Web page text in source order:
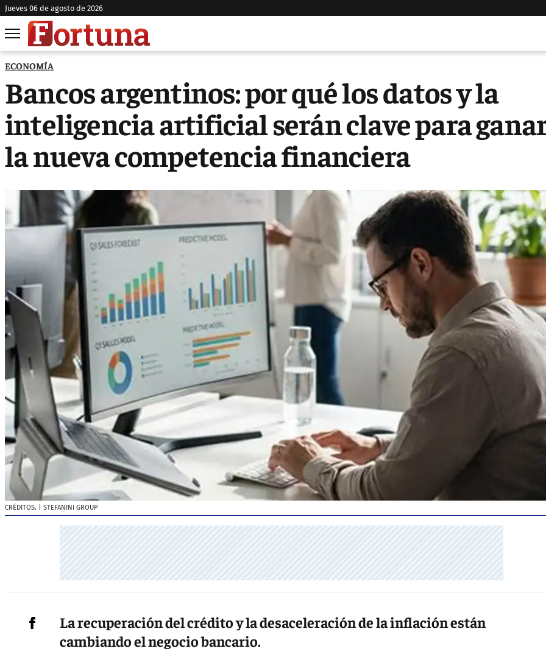
jueves 06 de agosto de 2026
ECONOMÍA
Bancos argentinos: por qué los datos y la
inteligencia artificial serán clave para
la nueva competencia financiera
CRÉDITOS. | STEFANINI GROUP
La recuperación del crédito y la desaceleración de la inflación están
cambiando el negocio bancario.